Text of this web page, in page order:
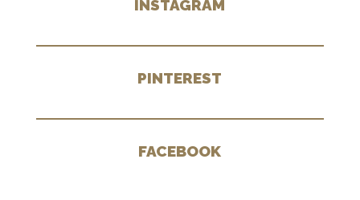
INSTAGRAM
PINTEREST
FACEBOOK